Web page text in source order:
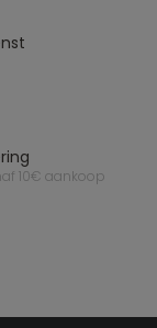
10€ aankoop